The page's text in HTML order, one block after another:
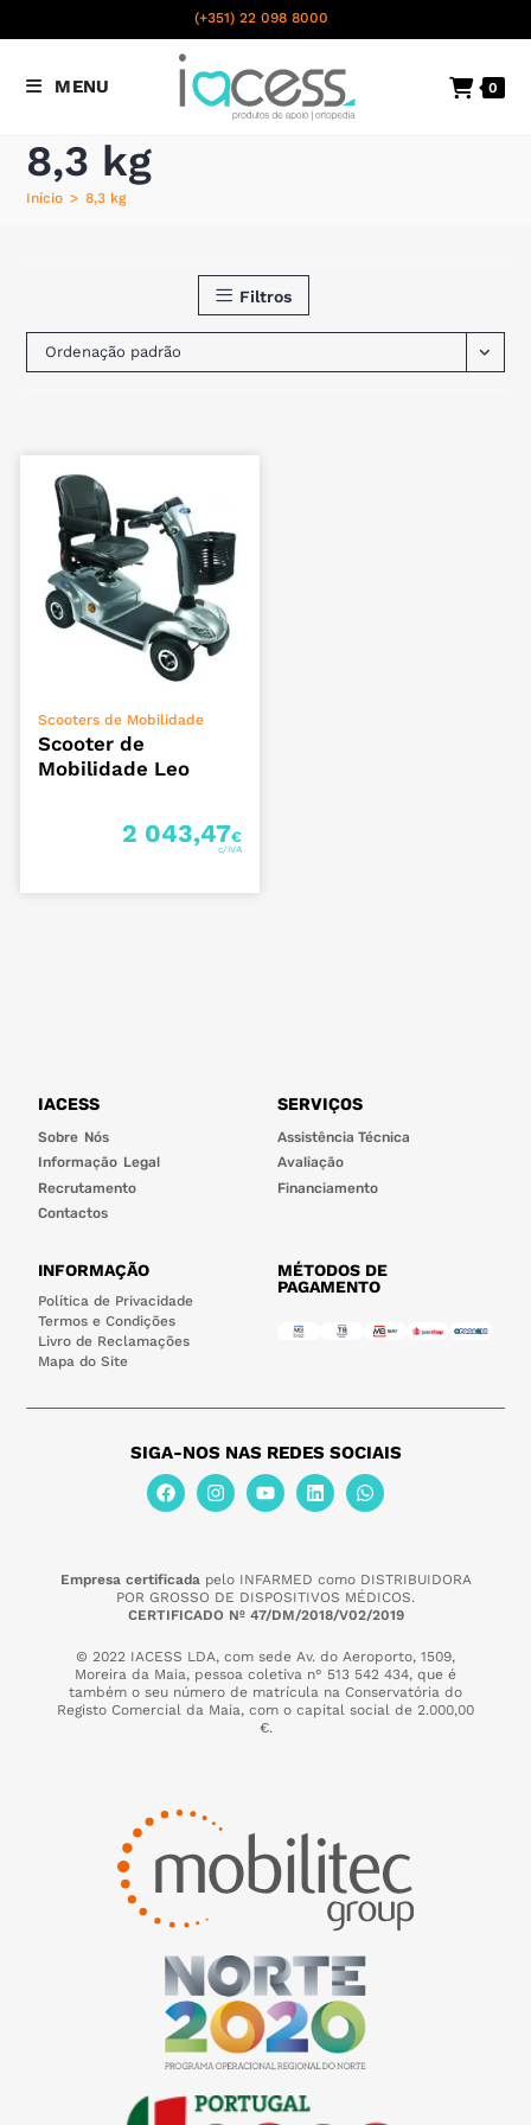
(+351) 22 098 8000
nacional
MENU 0
8,3 kg
Início > 8,3 kg
Filtros
Ordenação padrão
VER OPÇÕES
Scooters de Mobilidade
Scooter de
Mobilidade Leo
2 043,47€
IACESS
Sobre Nós
Informação Legal
Recrutamento
Contactos
SERVIÇOS
Assistência Técnica
Avaliação
Financiamento
INFORMAÇÃO
Política de Privacidade
Termos e Condições
Livro de Reclamações
Mapa do Site
MÉTODOS DE
PAGAMENTO
SIGA-NOS NAS REDES SOCIAIS
Empresa certificadapelo INFARMED como DISTRIBUIDORA
POR GROSSO DE DISPOSITIVOS MÉDICOS.
CERTIFICADO Nº 47/DM/2018/V02/2019
© 2022 IACESS LDA, com sede Av. do Aeroporto, 1509,
Moreira da Maia, pessoa coletiva n° 513 542 434, que é
também o seu número de matrícula na Conservatória do
Registo Comercial da Maia, com o capital social de 2.000,00
€.